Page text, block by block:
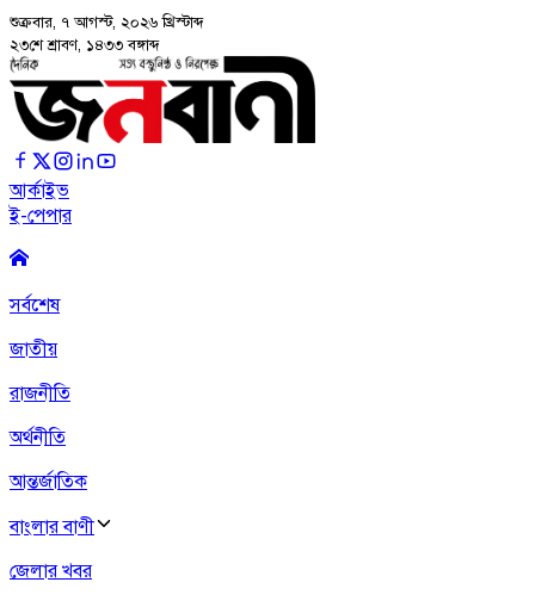
শুক্রবার, ৭ আগস্ট, ২০২৬ খ্রিস্টাব্দ
২৩শে শ্রাবণ, ১৪৩৩ বঙ্গাব্দ
আর্কাইভ
ই-পেপার
সর্বশেষ
জাতীয়
রাজনীতি
অর্থনীতি
আন্তর্জাতিক
বাংলার বাণী
জেলার খবর